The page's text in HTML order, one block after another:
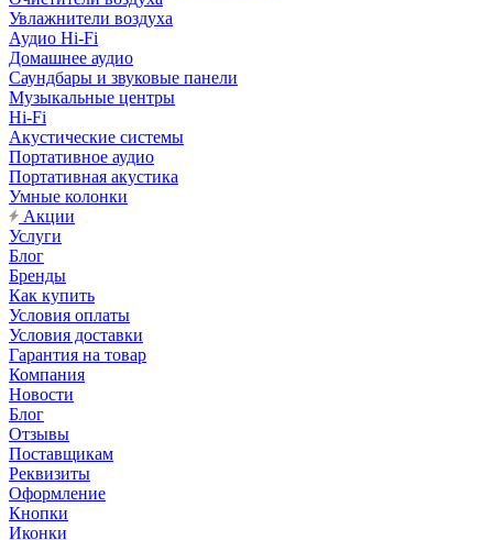
Увлажнители воздуха
Аудио Hi-Fi
Домашнее аудио
Саундбары и звуковые панели
Музыкальные центры
Hi-Fi
Акустические системы
Портативное аудио
Портативная акустика
Умные колонки
Акции
Услуги
Блог
Бренды
Как купить
Условия оплаты
Условия доставки
Гарантия на товар
Компания
Новости
Блог
Отзывы
Поставщикам
Реквизиты
Оформление
Кнопки
Иконки